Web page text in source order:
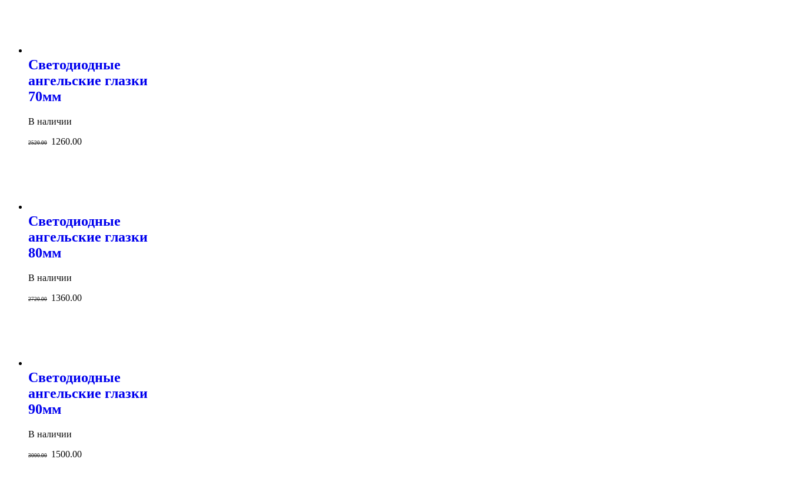
Светодиодные
ангельские глазки
70мм
В наличии
2520.00 1260.00
Светодиодные
ангельские глазки
80мм
В наличии
2720.00 1360.00
Светодиодные
ангельские глазки
90мм
В наличии
3000.00 1500.00